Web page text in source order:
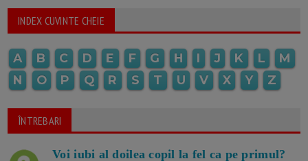
INDEX CUVINTE CHEIE
A B C D E F G H I J K L
M
N
O P Q R S T U V X Y Z
ÎNTREBARI
Voi iubi al doilea copil la fel ca pe primul?